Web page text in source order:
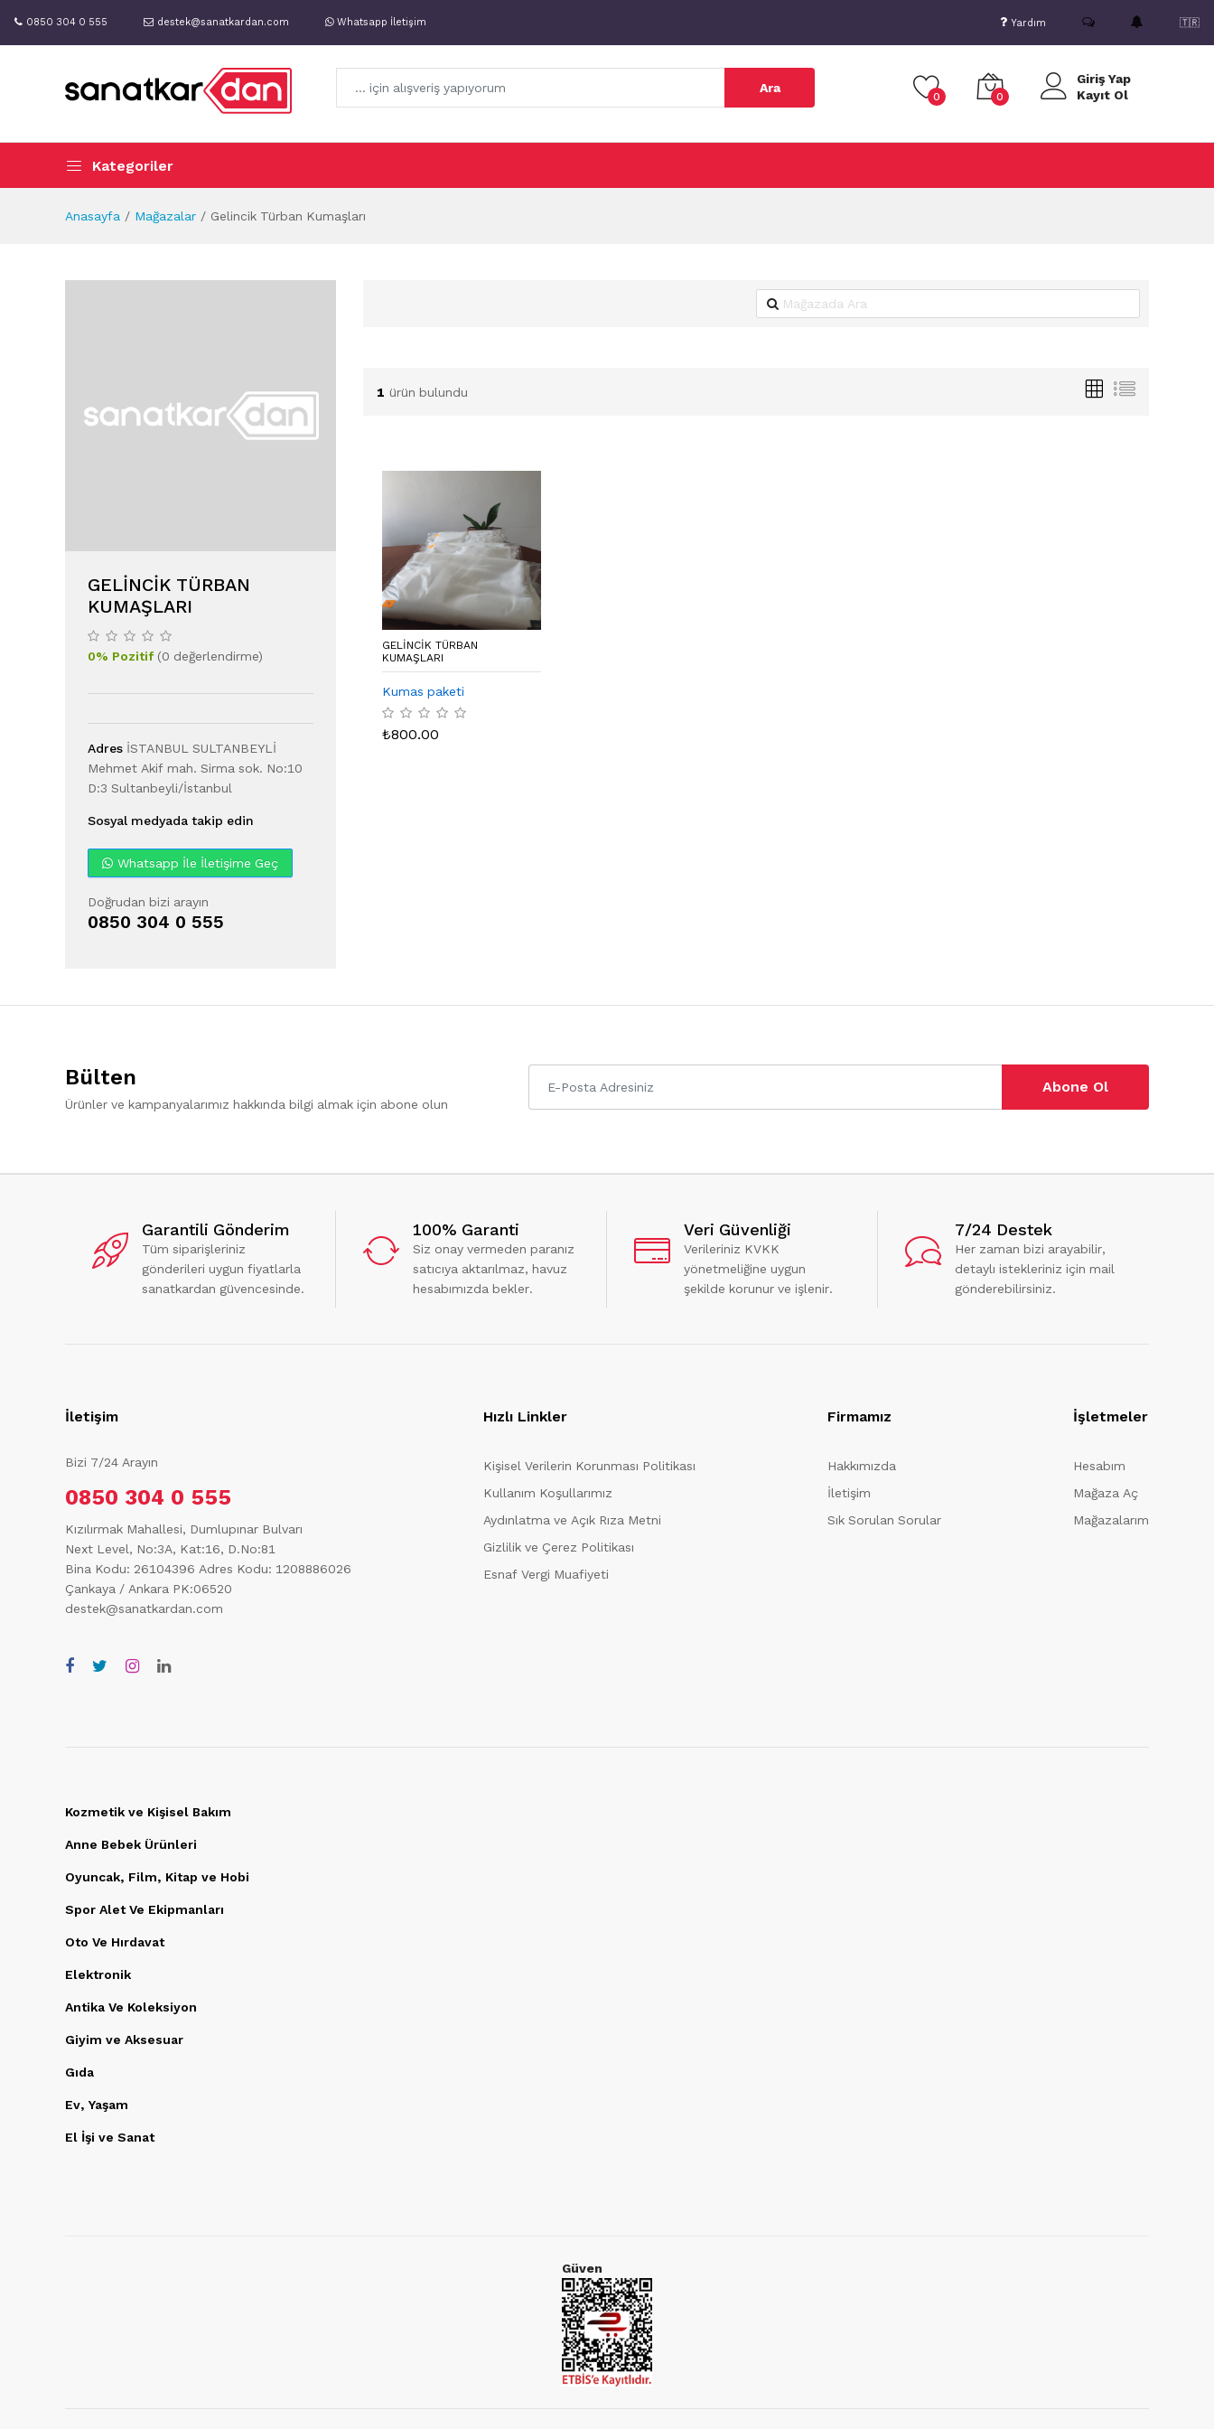
0850 304 0 555 destek@sanatkardan.com Whatsapp İletişim Yardım 🇹🇷
Ara
0 0
Giriş Yap
Kayıt Ol
Kategoriler
Anasayfa Mağazalar Gelincik Türban Kumaşları
GELINCIK TÜRBAN
KUMAŞLARI
0% Pozitif(0 değerlendirme)
Adres İSTANBUL SULTANBEYLİ
Mehmet Akif mah. Sirma sok. No:10
D:3 Sultanbeyli/İstanbul
Sosyal medyada takip edin
Whatsapp İle İletişime Geç
Doğrudan bizi arayın
0850 304 0 555
1 ürün bulundu
GELINCIK TÜRBAN
KUMAŞLARI
Kumas paketi
₺800.00
Bülten
Ürünler ve kampanyalarımız hakkında bilgi almak için abone olun
Abone Ol
Garantili Gönderim
Tüm siparişleriniz
gönderileri uygun fiyatlarla
sanatkardan güvencesinde.
100% Garanti
Siz onay vermeden paranız
satıcıya aktarılmaz, havuz
hesabımızda bekler.
Veri Güvenliği
Verileriniz KVKK
yönetmeliğine uygun
şekilde korunur ve işlenir.
7/24 Destek
Her zaman bizi arayabilir,
detaylı istekleriniz için mail
gönderebilirsiniz.
İletişim
Bizi 7/24 Arayın
0850 304 0 555
Kızılırmak Mahallesi, Dumlupınar Bulvarı
Next Level, No:3A, Kat:16, D.No:81
Bina Kodu: 26104396 Adres Kodu: 1208886026
Çankaya / Ankara PK:06520
destek@sanatkardan.com
Hızlı Linkler
Kişisel Verilerin Korunması Politikası
Kullanım Koşullarımız
Aydınlatma ve Açık Rıza Metni
Gizlilik ve Çerez Politikası
Esnaf Vergi Muafiyeti
Firmamız
Hakkımızda
İletişim
Sık Sorulan Sorular
İşletmeler
Hesabım
Mağaza Aç
Mağazalarım
Kozmetik ve Kişisel Bakım
Anne Bebek Ürünleri
Oyuncak, Film, Kitap ve Hobi
Spor Alet Ve Ekipmanları
Oto Ve Hırdavat
Elektronik
Antika Ve Koleksiyon
Giyim ve Aksesuar
Gıda
Ev, Yaşam
El İşi ve Sanat
Güven